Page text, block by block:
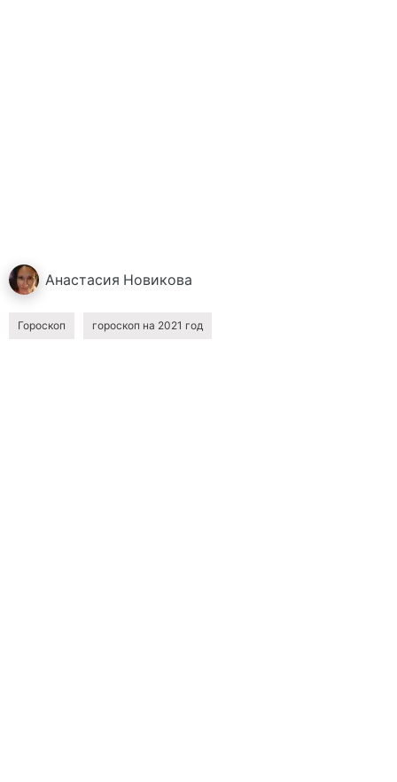
Анастасия Новикова
Гороскоп гороскоп на 2021 год